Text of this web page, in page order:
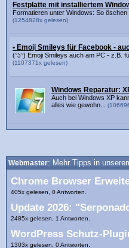
Festplatte mit installiertem
Formatieren unter Windows: So öschen
(1254828x gelesen)
• Emoji Smileys für Facebook -
(°ʖ°) Emoji Smileys auch am PC - z.B.
(1107371x gelesen)
Windows Reparatur:
Auch bei Windows XP
alles wie gewohn...
Webmaster: Mehr Tipps in
Chrome Browser
405x gelesen, 0 Antworten.
Update 2026:
2485x gelesen, 1 Antworten.
WordPress Schutz-
1303x gelesen, 0 Antworten.